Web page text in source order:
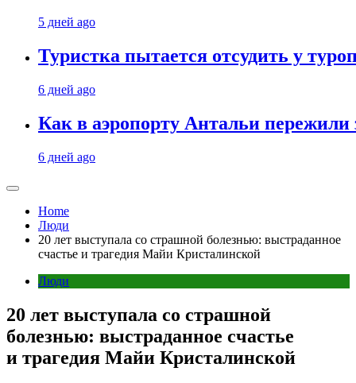
5 дней ago
Туристка пытается отсудить у
6 дней ago
Как в аэропорту Антальи
6 дней ago
Home
Люди
20 лет выступала со страшной болезнью: выстраданное
счастье и трагедия Майи Кристалинской
Люди
20 лет выступала со страшной
болезнью: выстраданное счастье
и трагедия Майи Кристалинской